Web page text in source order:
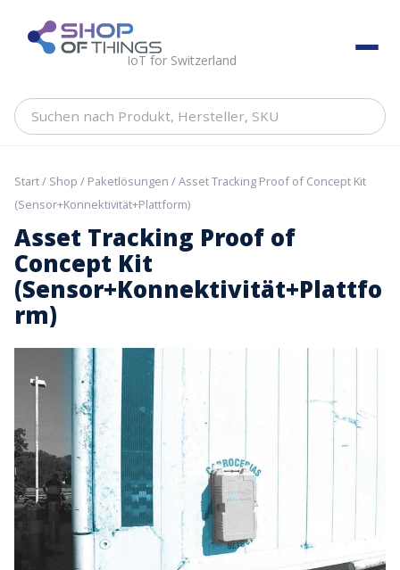
content ShopOfThings
IoT for Switzerland
Suchen
Hersteller,
Start/ Shop / Paketlösungen / Asset Tracking Proof of Concept Kit
(Sensor+Konnektivität+Plattform)
Asset Tracking Proof of
Concept Kit
(Sensor+Konnektivität+Plattfo
rm)